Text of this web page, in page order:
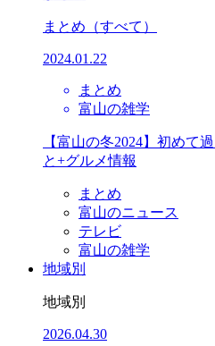
まとめ （すべて）
2024.01.22
まとめ
富山の雑学
【富山の冬2024】初めて
と+グルメ情報
まとめ
富山のニュース
テレビ
富山の雑学
地域別
地域別
2026.04.30